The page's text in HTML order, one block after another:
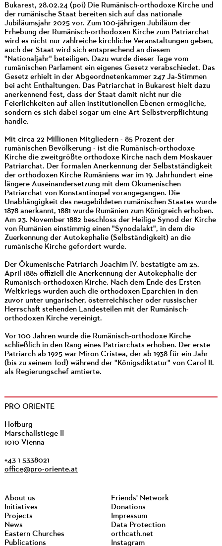
Bukarest, 28.02.24 (poi) Die Rumänisch-orthodoxe Kirche und
der rumänische Staat bereiten sich auf das nationale
Jubiläumsjahr 2025 vor. Zum 100-jährigen Jubiläum der
Erhebung der Rumänisch-orthodoxen Kirche zum Patriarchat
wird es nicht nur zahlreiche kirchliche Veranstaltungen geben,
auch der Staat wird sich entsprechend an diesem
"Nationaljahr" beteiligen. Dazu wurde dieser Tage vom
rumänischen Parlament ein eigenes Gesetz verabschiedet. Das
Gesetz erhielt in der Abgeordnetenkammer 247 Ja-Stimmen
bei acht Enthaltungen. Das Patriarchat in Bukarest hielt dazu
anerkennend fest, dass der Staat damit nicht nur die
Feierlichkeiten auf allen institutionellen Ebenen ermögliche,
sondern es sich dabei sogar um eine Art Selbstverpflichtung
handle.
Mit circa 22 Millionen Mitgliedern - 85 Prozent der
rumänischen Bevölkerung - ist die Rumänisch-orthodoxe
Kirche die zweitgrößte orthodoxe Kirche nach dem Moskauer
Patriarchat. Der formalen Anerkennung der Selbstständigkeit
der orthodoxen Kirche Rumäniens war im 19. Jahrhundert eine
längere Auseinandersetzung mit dem Ökumenischen
Patriarchat von Konstantinopel vorangegangen. Die
Unabhängigkeit des neugebildeten rumänischen Staates wurde
1878 anerkannt, 1881 wurde Rumänien zum Königreich erhoben.
Am 23. November 1882 beschloss der Heilige Synod der Kirche
von Rumänien einstimmig einen "Synodalakt", in dem die
Zuerkennung der Autokephalie (Selbständigkeit) an die
rumänische Kirche gefordert wurde.
Der Ökumenische Patriarch Joachim IV. bestätigte am 25.
April 1885 offiziell die Anerkennung der Autokephalie der
Rumänisch-orthodoxen Kirche. Nach dem Ende des Ersten
Weltkriegs wurden auch die orthodoxen Eparchien in den
zuvor unter ungarischer, österreichischer oder russischer
Herrschaft stehenden Landesteilen mit der Rumänisch-
orthodoxen Kirche vereinigt.
Vor 100 Jahren wurde die Rumänisch-orthodoxe Kirche
schließlich in den Rang eines Patriarchats erhoben. Der erste
Patriarch ab 1925 war Miron Cristea, der ab 1938 für ein Jahr
(bis zu seinem Tod) während der "Königsdiktatur" von Carol II.
als Regierungschef amtierte.
PRO ORIENTE
Hofburg
Marschallstiege II
1010 Vienna
+43 1 5338021
office@pro-oriente.at
About us
Initiatives
Projects
News
Eastern Churches
Publications
Friends' Network
Donations
Impressum
Data Protection
orthcath.net
Instagram